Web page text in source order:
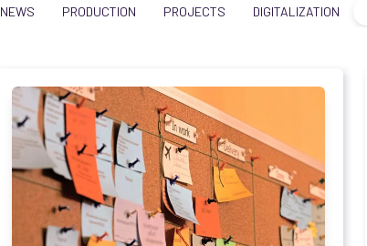
NEWS PRODUCTION PROJECTS DIGITALIZATION